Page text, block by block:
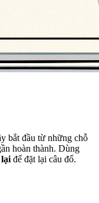
bắt đầu từ những chỗ
hoàn thành. Dùng
để đặt lại câu đố.